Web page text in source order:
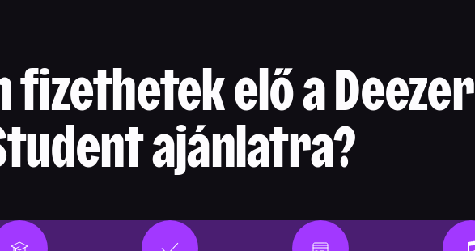
fizethetek elő a Deezer
ajánlatra?